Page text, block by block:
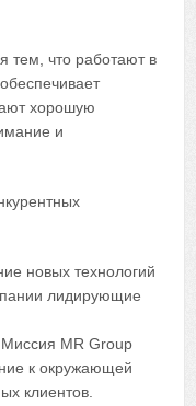
тем, что работают в
хорошую
и
новых технологий
лидирующие
Миссия MR Group
к окружающей
клиентов.